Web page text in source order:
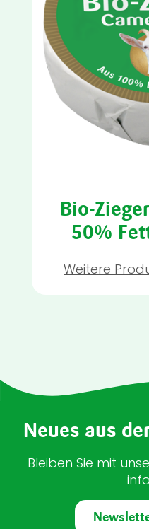
Bio-
50%
Weitere
Neues aus
Bleiben Sie mit